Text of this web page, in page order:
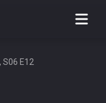
S06 E12